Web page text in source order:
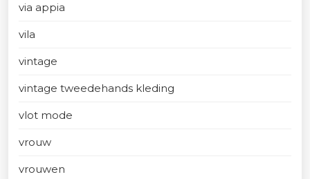
via appia
vila
vintage
vintage tweedehands kleding
vlot mode
vrouw
vrouwen